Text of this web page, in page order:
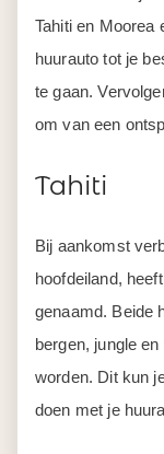
Tahiti en Moorea
huurauto tot je
te gaan.
om van een
Tahiti
Bij aankomst
hoofdeiland,
genaamd. Beide
bergen, jungle
worden. Dit kun
doen met je